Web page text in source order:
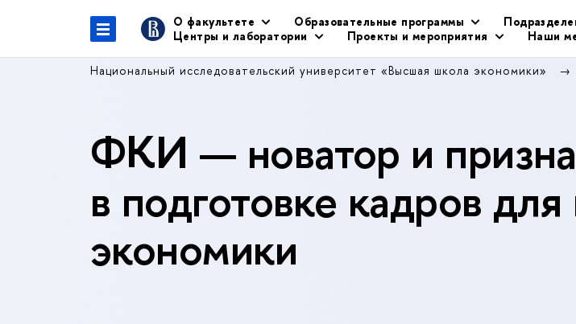
О факультете Образовательные программы
Центры и лаборатории
Проекты и мероприятия Наши
Национальный исследовательский университет «Высшая школа экономики»
ФКИ — новатор и
в подготовке кадров
экономики